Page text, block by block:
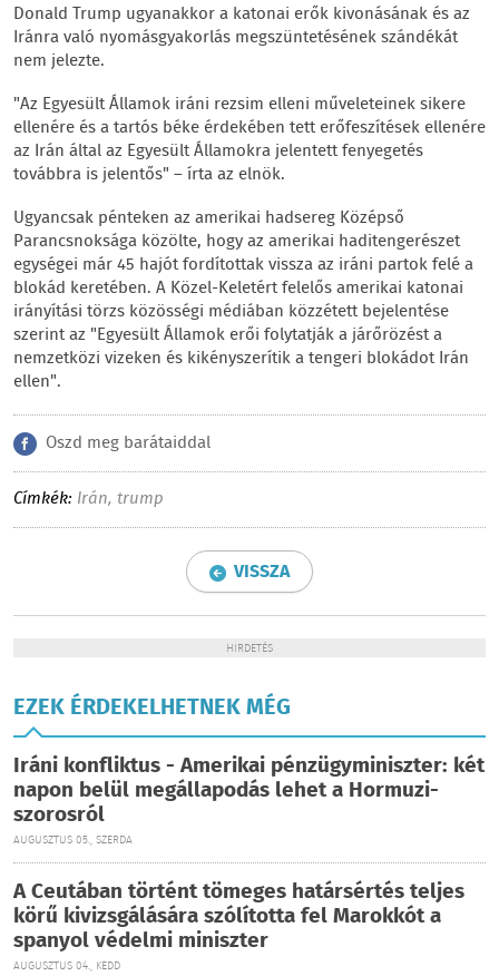
Donald Trump ugyanakkor a katonai erők kivonásának és az
Iránra való nyomásgyakorlás megszüntetésének szándékát
nem jelezte.
"Az Egyesült Államok iráni rezsim elleni műveleteinek sikere
ellenére és a tartós béke érdekében tett erőfeszítések ellenére
az Irán által az Egyesült Államokra jelentett fenyegetés
továbbra is jelentős" – írta az elnök.
Ugyancsak pénteken az amerikai hadsereg Középső
Parancsnoksága közölte, hogy az amerikai haditengerészet
egységei már 45 hajót fordítottak vissza az iráni partok felé a
blokád keretében. A Közel-Keletért felelős amerikai katonai
irányítási törzs közösségi médiában közzétett bejelentése
szerint az "Egyesült Államok erői folytatják a járőrözést a
nemzetközi vizeken és kikényszerítik a tengeri blokádot Irán
ellen".
Oszd meg barátaiddal
Címkék: Irán, trump
VISSZA
HIRDETÉS
EZEK ÉRDEKELHETNEK MÉG
Iráni konfliktus - Amerikai pénzügyminiszter: két
napon belül megállapodás lehet a Hormuzi-
szorosról
AUGUSZTUS 05., SZERDA
A Ceutában történt tömeges határsértés teljes
körű kivizsgálására szólította fel Marokkót a
spanyol védelmi miniszter
AUGUSZTUS 04., KEDD